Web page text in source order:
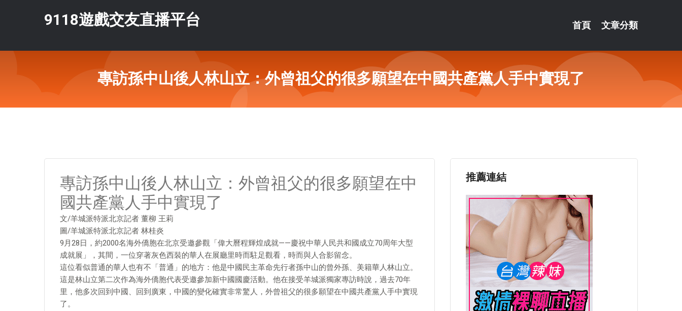
9118遊戲交友直播平台 首頁 文章分類
專訪孫中山後人林山立：外曾祖父的很多願望在中國共產黨人手中實現了
專訪孫中山後人林山立：外曾祖父的很多願望在中
國共產黨人手中實現了
文/羊城派特派北京記者 董柳 王莉
圖/羊城派特派北京記者 林桂炎
9月28日，約2000名海外僑胞在北京受邀參觀「偉大曆程輝煌成就——慶祝中華人民共和國成立70周年大型
成就展」，其間，一位穿著灰色西裝的華人在展廳里時而駐足觀看，時而與人合影留念。
這位看似普通的華人也有不「普通」的地方：他是中國民主革命先行者孫中山的曾外孫、美籍華人林山立。
這是林山立第二次作為海外僑胞代表受邀參加新中國國慶活動。他在接受羊城派獨家專訪時說，過去70年
里，他多次回到中國、回到廣東，中國的變化確實非常驚人，外曾祖父的很多願望在中國共產黨人手中實現
了。
推薦連結